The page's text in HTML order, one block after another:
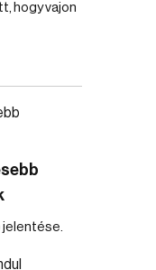
hogy vajon
jelentése.